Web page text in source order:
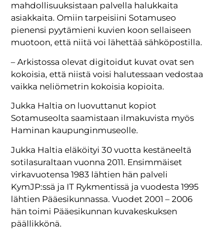
mahdollisuuksistaan palvella halukkaita
asiakkaita. Omiin tarpeisiini Sotamuseo
pienensi pyytämieni kuvien koon sellaiseen
muotoon, että niitä voi lähettää sähköpostilla.
– Arkistossa olevat digitoidut kuvat ovat sen
kokoisia, että niistä voisi halutessaan vedostaa
vaikka neliömetrin kokoisia kopioita.
Jukka Haltia on luovuttanut kopiot
Sotamuseolta saamistaan ilmakuvista myös
Haminan kaupunginmuseolle.
Jukka Haltia eläköityi 30 vuotta kestäneeltä
sotilasuraltaan vuonna 2011. Ensimmäiset
virkavuotensa 1983 lähtien hän palveli
KymJP:ssä ja IT Rykmentissä ja vuodesta 1995
lähtien Pääesikunnassa. Vuodet 2001 – 2006
hän toimi Pääesikunnan kuvakeskuksen
päällikkönä.